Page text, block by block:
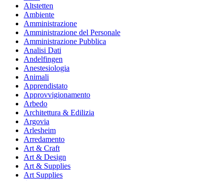
Altstetten
Ambiente
Amministrazione
Amministrazione del Personale
Amministrazione Pubblica
Analisi Dati
Andelfingen
Anestesiologia
Animali
Apprendistato
Approvvigionamento
Arbedo
Architettura & Edilizia
Argovia
Arlesheim
Arredamento
Art & Craft
Art & Design
Art & Supplies
Art Supplies